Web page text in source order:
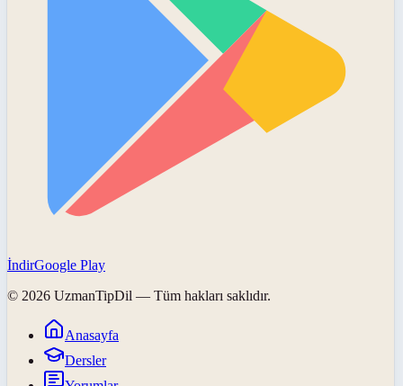
İndirGoogle Play
© 2026 UzmanTipDil — Tüm hakları saklıdır.
Anasayfa
Dersler